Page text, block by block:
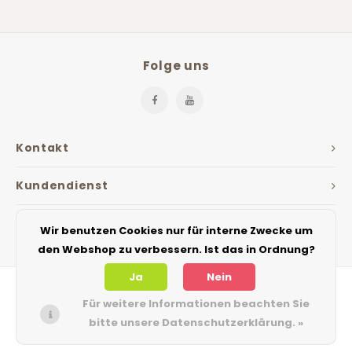
Kontakt
Folge uns
Kundendienst
Mein Konto
Wir benutzen Cookies nur für interne Zwecke um
den Webshop zu verbessern. Ist das in Ordnung?
Ja
Nein
Für weitere Informationen beachten Sie
bitte unsere Datenschutzerklärung. »